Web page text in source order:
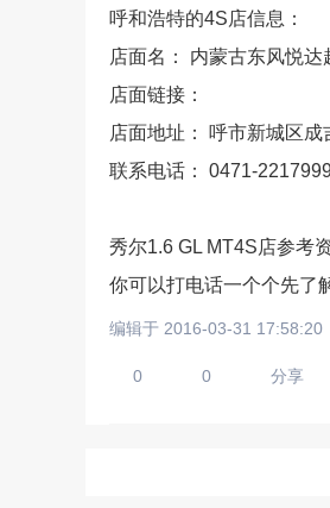
呼和浩特的4S店信息：
店面名： 内蒙古东风悦
店面链接：
店面地址： 呼市新城区成
联系电话： 0471-
秀尔1.6 GL MT4S店参考
你可以打电话一个个先了
编辑于 2016-03-31 17:58:20
0 0 分享扫